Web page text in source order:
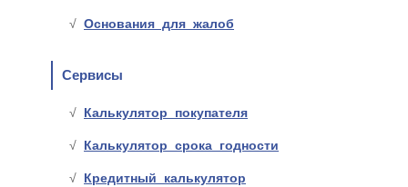
Основания для жалоб
Сервисы
Калькулятор покупателя
Калькулятор срока годности
Кредитный калькулятор